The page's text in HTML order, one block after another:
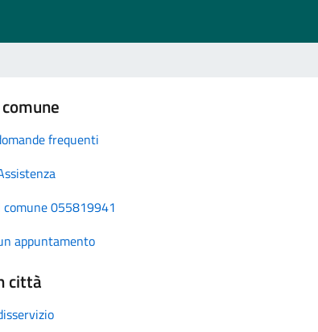
frequenti
comune 055819941
appuntamento
città